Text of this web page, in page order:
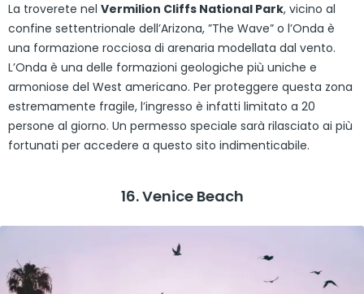
La troverete nel Vermilion Cliffs National Park, vicino al
confine settentrionale dell’Arizona, ”The Wave” o l’Onda è
una formazione rocciosa di arenaria modellata dal vento.
L’Onda è una delle formazioni geologiche più uniche e
armoniose del West americano. Per proteggere questa zona
estremamente fragile, l’ingresso è infatti limitato a 20
persone al giorno. Un permesso speciale sarà rilasciato ai più
fortunati per accedere a questo sito indimenticabile.
16. Venice Beach